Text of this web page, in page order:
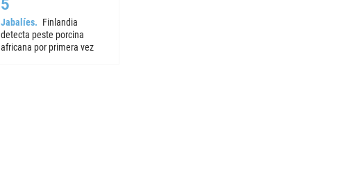
Jabalíes
Finlandia
detecta peste porcina
africana por primera vez